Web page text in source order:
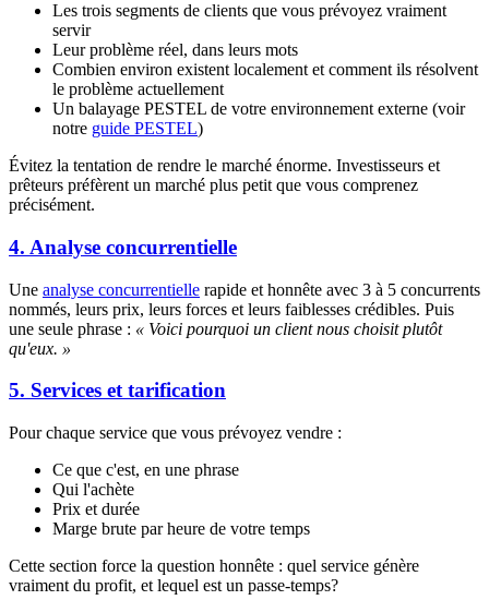
Les trois segments de clients que vous prévoyez vraiment
servir
Leur problème réel, dans leurs mots
Combien environ existent localement et comment ils résolvent
le problème actuellement
Un balayage PESTEL de votre environnement externe (voir
notre guide PESTEL)
Évitez la tentation de rendre le marché énorme. Investisseurs et
prêteurs préfèrent un marché plus petit que vous comprenez
précisément.
4. Analyse concurrentielle
Une analyse concurrentielle rapide et honnête avec 3 à 5 concurrents
nommés, leurs prix, leurs forces et leurs faiblesses crédibles. Puis
une seule phrase : « Voici pourquoi un client nous choisit plutôt
qu'eux. »
5. Services et tarification
Pour chaque service que vous prévoyez vendre :
Ce que c'est, en une phrase
Qui l'achète
Prix et durée
Marge brute par heure de votre temps
Cette section force la question honnête : quel service génère
vraiment du profit, et lequel est un passe-temps?